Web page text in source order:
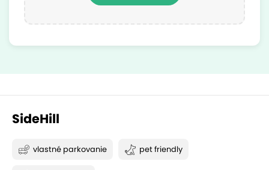
SideHill
vlastné parkovanie pet friendly